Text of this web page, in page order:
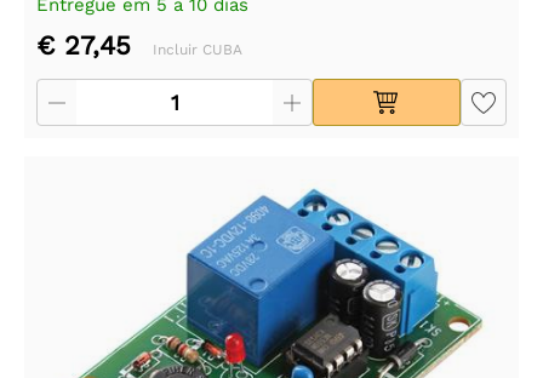
Entregue em 5 a 10 dias
€ 27,45 Incluir CUBA